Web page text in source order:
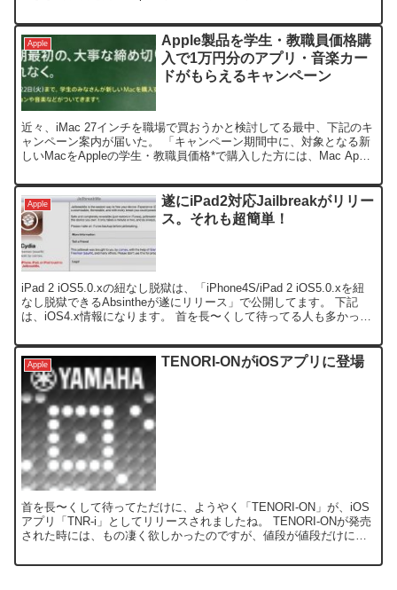
Apple
Apple製品を学生・教職員価格購
入で1万円分のアプリ・音楽カー
ドがもらえるキャンペーン
近々、iMac 27インチを職場で買おうかと検討してる最中、下記のキ
ャンペーン案内が届いた。 「キャンペーン期間中に、対象となる新
しいMacをAppleの学生・教職員価格*で購入した方には、Mac App
Apple
遂にiPad2対応Jailbreakがリリー
ス。それも超簡単！
iPad 2 iOS5.0.xの紐なし脱獄は、「iPhone4S/iPad 2 iOS5.0.xを紐
なし脱獄できるAbsintheが遂にリリース」で公開してます。 下記
は、iOS4.x情報になります。 首を長〜くして待ってる人も多かった
Apple TENORI-ONがiOSアプリに登場
首を長〜くして待ってただけに、ようやく「TENORI-ON」が、iOS
アプリ「TNR-i」としてリリースされましたね。 TENORI-ONが発売
された時には、もの凄く欲しかったのですが、値段が値段だけに買